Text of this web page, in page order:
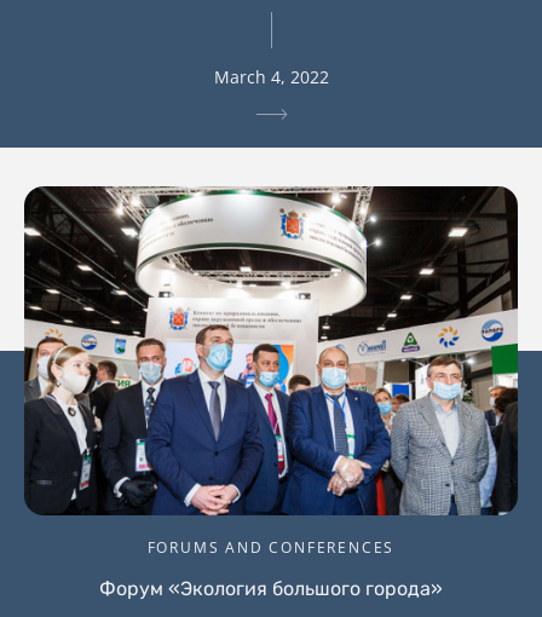
March 4, 2022
FORUMS AND CONFERENCES
Форум «Экология большого города»